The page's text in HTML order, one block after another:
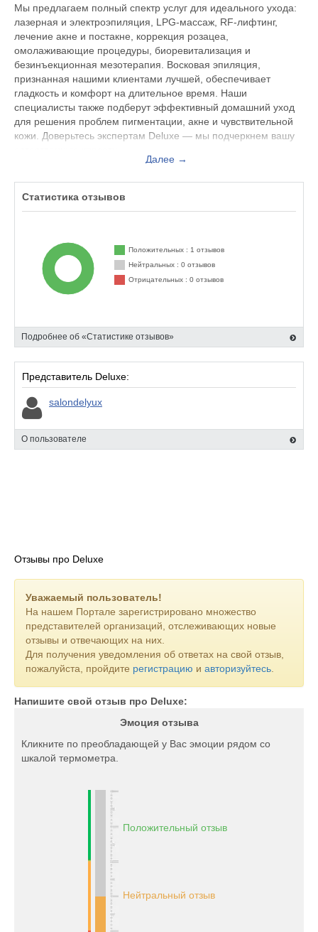
Мы предлагаем полный спектр услуг для идеального ухода:
лазерная и электроэпиляция, LPG-массаж, RF-лифтинг,
лечение акне и постакне, коррекция розацеа,
омолаживающие процедуры, биоревитализация и
безинъекционная мезотерапия. Восковая эпиляция,
признанная нашими клиентами лучшей, обеспечивает
гладкость и комфорт на длительное время. Наши
специалисты также подберут эффективный домашний уход
для решения проблем пигментации, акне и чувствительной
кожи. Доверьтесь экспертам Deluxe — мы подчеркнем вашу
Далее →
Статистика отзывов
Положительных : 1 отзывов
Нейтральных : 0 отзывов
Отрицательных : 0 отзывов
Подробнее об «Статистике отзывов»
Представитель Deluxe:
salondelyux
О пользователе
Отзывы про Deluxe
Уважаемый пользователь!
На нашем Портале зарегистрировано множество
представителей организаций, отслеживающих новые
отзывы и отвечающих на них.
Для получения уведомления об ответах на свой отзыв,
пожалуйста, пройдите регистрацию и авторизуйтесь
Напишите свой отзыв про Deluxe:
Эмоция отзыва
Кликните по преобладающей у Вас эмоции рядом со
шкалой термометра.
Положительный отзыв
Нейтральный отзыв